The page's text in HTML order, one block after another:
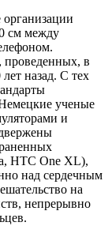
см между
проведенных, в
назад. С тех
ученые
и
HTC One XL),
над сердечным
на
непрерывно